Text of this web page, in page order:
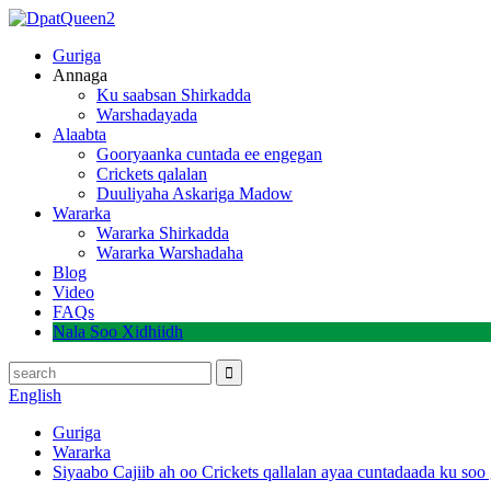
Guriga
Annaga
Ku saabsan Shirkadda
Warshadayada
Alaabta
Gooryaanka cuntada ee engegan
Crickets qalalan
Duuliyaha Askariga Madow
Wararka
Wararka Shirkadda
Wararka Warshadaha
Blog
Video
FAQs
Nala Soo Xidhiidh
English
Guriga
Wararka
Siyaabo Cajiib ah oo Crickets qallalan ayaa cuntadaada ku soo